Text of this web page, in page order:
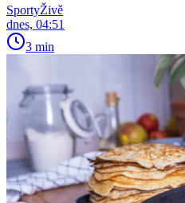
SportyŽivě
dnes, 04:51
3 min